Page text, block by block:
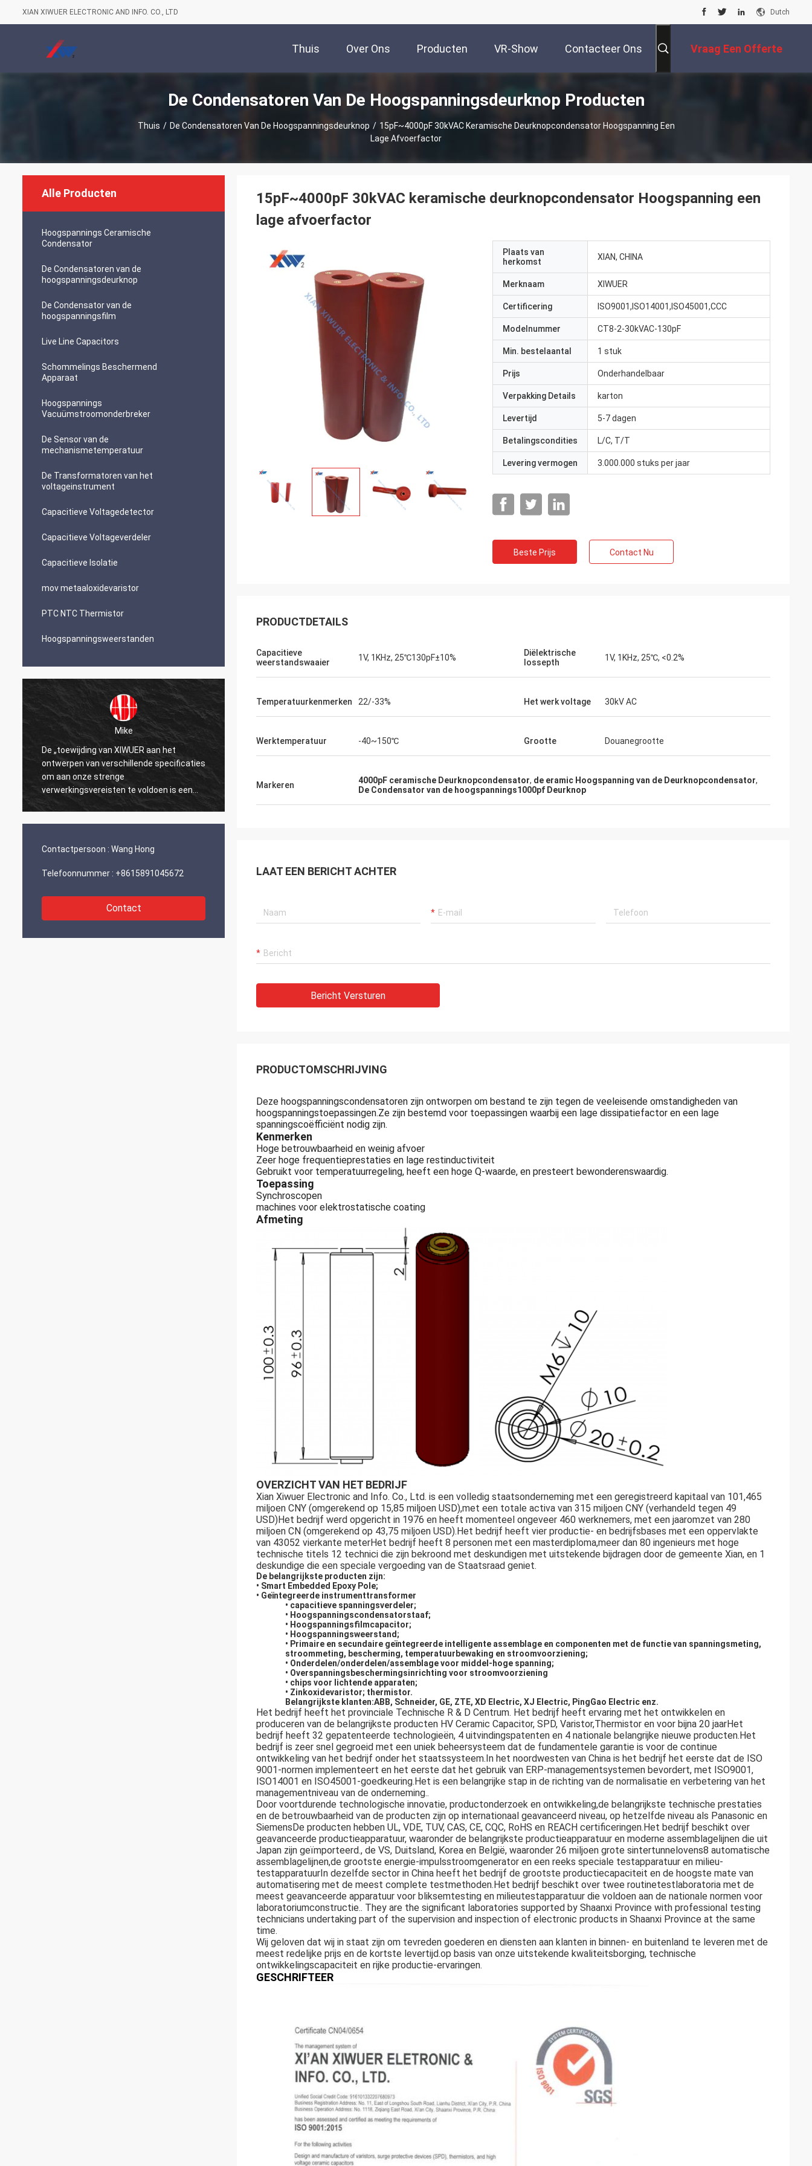
XIAN XIWUER ELECTRONIC AND INFO. CO., LTD Dutch
Thuis Over Ons Producten VR-Show Contacteer Ons Vraag Een Offerte
De Condensatoren Van De Hoogspanningsdeurknop Producten
Thuis / De Condensatoren Van De Hoogspanningsdeurknop / 15pF~4000pF 30kVAC Keramische Deurknopcondensator Hoogspanning Een
Lage Afvoerfactor
Alle Producten
Hoogspannings Ceramische
Condensator
De Condensatoren van de
hoogspanningsdeurknop
De Condensator van de
hoogspanningsfilm
Live Line Capacitors
Schommelings Beschermend
Apparaat
Hoogspannings
Vacuümstroomonderbreker
De Sensor van de
mechanismetemperatuur
De Transformatoren van het
voltageinstrument
Capacitieve Voltagedetector
Capacitieve Voltageverdeler
Capacitieve Isolatie
mov metaaloxidevaristor
PTC NTC Thermistor
Hoogspanningsweerstanden
Mike
De „toewijding van XIWUER aan het
ontwerpen van verschillende specificaties
om aan onze strenge
verwerkingsvereisten te voldoen is een
testament aan onze jaren van onderzoek
demonstreert goede prototyping
mogelijkheden en hoge productkwaliteit.“
die vooruitzien in de toekomst in verband
met wat wij zouden kunnen nodig
hebben.“
Contactpersoon : Wang Hong
Telefoonnummer : +8615891045672
Contact
15pF~4000pF 30kVAC keramische deurknopcondensator Hoogspanning een
lage afvoerfactor
Plaats van
herkomst
XIAN, CHINA
Merknaam XIWUER
Certificering ISO9001,ISO14001,ISO45001,CCC
Modelnummer CT8-2-30kVAC-130pF
Min. bestelaantal 1 stuk
Prijs Onderhandelbaar
Verpakking Details karton
Levertijd 5-7 dagen
Betalingscondities L/C, T/T
Levering vermogen 3.000.000 stuks per jaar
Beste Prijs Contact Nu
PRODUCTDETAILS
Capacitieve
weerstandswaaier
1V, 1KHz, 25℃130pF±10%
Diëlektrische
lossepth
1V, 1KHz, 25℃, <0.2%
Temperatuurkenmerken 22/-33% Het werk voltage 30kV AC
Werktemperatuur -40~150℃ Grootte Douanegrootte
Markeren 4000pF ceramische Deurknopcondensator, de eramic Hoogspanning van de Deurknopcondensator,
De Condensator van de hoogspannings1000pf Deurknop
LAAT EEN BERICHT ACHTER
Bericht Versturen
PRODUCTOMSCHRIJVING
Deze hoogspanningscondensatoren zijn ontworpen om bestand te zijn tegen de veeleisende omstandigheden van
hoogspanningstoepassingen.Ze zijn bestemd voor toepassingen waarbij een lage dissipatiefactor en een lage
spanningscoëfficiënt nodig zijn.
Kenmerken
Hoge betrouwbaarheid en weinig afvoer
Zeer hoge frequentieprestaties en lage restinductiviteit
Gebruikt voor temperatuurregeling, heeft een hoge Q-waarde, en presteert bewonderenswaardig.
Toepassing
Synchroscopen
machines voor elektrostatische coating
Afmeting
OVERZICHT VAN HET BEDRIJF
Xian Xiwuer Electronic and Info. Co., Ltd. is een volledig staatsonderneming met een geregistreerd kapitaal van 101,465
miljoen CNY (omgerekend op 15,85 miljoen USD),met een totale activa van 315 miljoen CNY (verhandeld tegen 49
USD)Het bedrijf werd opgericht in 1976 en heeft momenteel ongeveer 460 werknemers, met een jaaromzet van 280
miljoen CN (omgerekend op 43,75 miljoen USD).Het bedrijf heeft vier productie- en bedrijfsbases met een oppervlakte
van 43052 vierkante meterHet bedrijf heeft 8 personen met een masterdiploma,meer dan 80 ingenieurs met hoge
technische titels 12 technici die zijn bekroond met deskundigen met uitstekende bijdragen door de gemeente Xian, en 1
deskundige die een speciale vergoeding van de Staatsraad geniet.
De belangrijkste producten zijn:
• Smart Embedded Epoxy Pole;
• Geïntegreerde instrumenttransformer
• capacitieve spanningsverdeler;
• Hoogspanningscondensatorstaaf;
• Hoogspanningsfilmcapacitor;
• Hoogspanningsweerstand;
• Primaire en secundaire geïntegreerde intelligente assemblage en componenten met de functie van spanningsmeting,
stroommeting, bescherming, temperatuurbewaking en stroomvoorziening;
• Onderdelen/onderdelen/assemblage voor middel-hoge spanning;
• Overspanningsbeschermingsinrichting voor stroomvoorziening
• chips voor lichtende apparaten;
• Zinkoxidevaristor; thermistor.
Belangrijkste klanten:ABB, Schneider, GE, ZTE, XD Electric, XJ Electric, PingGao Electric enz.
Het bedrijf heeft het provinciale Technische R & D Centrum. Het bedrijf heeft ervaring met het ontwikkelen en
produceren van de belangrijkste producten HV Ceramic Capacitor, SPD, Varistor,Thermistor en voor bijna 20 jaarHet
bedrijf heeft 32 gepatenteerde technologieën, 4 uitvindingspatenten en 4 nationale belangrijke nieuwe producten.Het
bedrijf is zeer snel gegroeid met een uniek beheersysteem dat de fundamentele garantie is voor de continue
ontwikkeling van het bedrijf onder het staatssysteem.In het noordwesten van China is het bedrijf het eerste dat de ISO
9001-normen implementeert en het eerste dat het gebruik van ERP-managementsystemen bevordert, met ISO9001,
ISO14001 en ISO45001-goedkeuring.Het is een belangrijke stap in de richting van de normalisatie en verbetering van het
managementniveau van de onderneming..
Door voortdurende technologische innovatie, productonderzoek en ontwikkeling,de belangrijkste technische prestaties
en de betrouwbaarheid van de producten zijn op internationaal geavanceerd niveau, op hetzelfde niveau als Panasonic en
SiemensDe producten hebben UL, VDE, TUV, CAS, CE, CQC, RoHS en REACH certificeringen.Het bedrijf beschikt over
geavanceerde productieapparatuur, waaronder de belangrijkste productieapparatuur en moderne assemblagelijnen die uit
Japan zijn geïmporteerd., de VS, Duitsland, Korea en België, waaronder 26 miljoen grote sintertunnelovens8 automatische
assemblagelijnen,de grootste energie-impulsstroomgenerator en een reeks speciale testapparatuur en milieu-
testapparatuurIn dezelfde sector in China heeft het bedrijf de grootste productiecapaciteit en de hoogste mate van
automatisering met de meest complete testmethoden.Het bedrijf beschikt over twee routinetestlaboratoria met de
meest geavanceerde apparatuur voor bliksemtesting en milieutestapparatuur die voldoen aan de nationale normen voor
laboratoriumconstructie.. They are the significant laboratories supported by Shaanxi Province with professional testing
technicians undertaking part of the supervision and inspection of electronic products in Shaanxi Province at the same
time.
Wij geloven dat wij in staat zijn om tevreden goederen en diensten aan klanten in binnen- en buitenland te leveren met de
meest redelijke prijs en de kortste levertijd.op basis van onze uitstekende kwaliteitsborging, technische
ontwikkelingscapaciteit en rijke productie-ervaringen.
GESCHRIFTEER